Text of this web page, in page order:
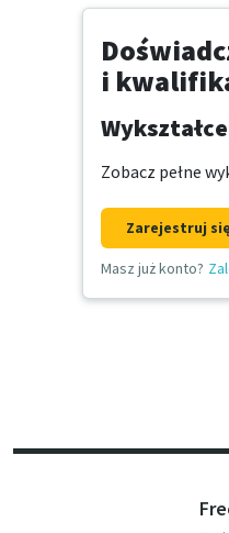
i
Zobacz pełne
Zarejestruj
Masz już konto?